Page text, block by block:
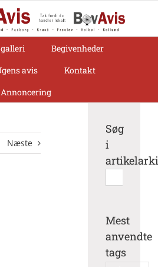
Begivenheder
avis
Kontakt
Annoncering
Næste
Søg
i
efter:
Mest
anvendte
tags